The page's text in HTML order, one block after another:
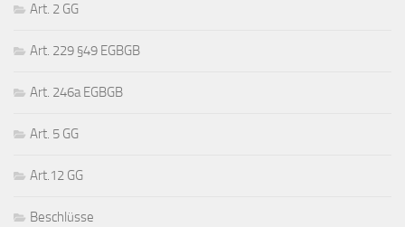
Art. 2 GG
Art. 229 §49 EGBGB
Art. 246a EGBGB
Art. 5 GG
Art.12 GG
Beschlüsse